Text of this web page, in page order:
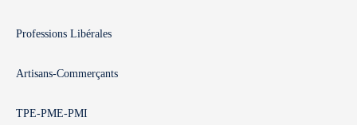
Professions Libérales
Artisans-Commerçants
TPE-PME-PMI